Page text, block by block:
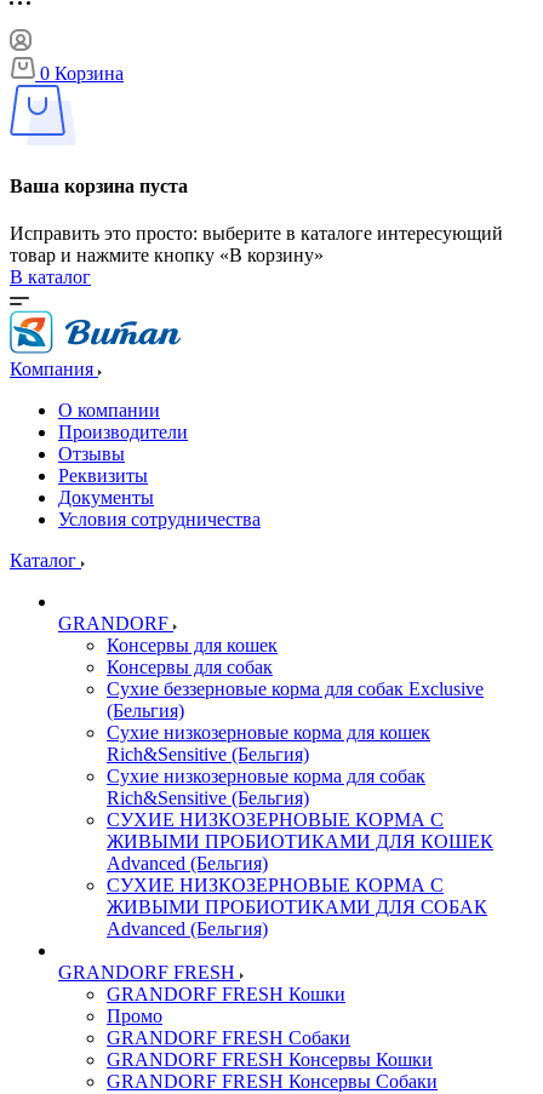
0 Корзина
Ваша корзина пуста
Исправить это просто: выберите в каталоге интересующий
товар и нажмите кнопку «В корзину»
В каталог
Компания
О компании
Производители
Отзывы
Реквизиты
Документы
Условия сотрудничества
Каталог
GRANDORF
Консервы для кошек
Консервы для собак
Сухие беззерновые корма для собак Exclusive
(Бельгия)
Сухие низкозерновые корма для кошек
Rich&Sensitive (Бельгия)
Сухие низкозерновые корма для собак
Rich&Sensitive (Бельгия)
СУХИЕ НИЗКОЗЕРНОВЫЕ КОРМА С
ЖИВЫМИ ПРОБИОТИКАМИ ДЛЯ КОШЕК
Advanced (Бельгия)
СУХИЕ НИЗКОЗЕРНОВЫЕ КОРМА С
ЖИВЫМИ ПРОБИОТИКАМИ ДЛЯ СОБАК
Advanced (Бельгия)
GRANDORF FRESH
GRANDORF FRESH Кошки
Промо
GRANDORF FRESH Собаки
GRANDORF FRESH Консервы Кошки
GRANDORF FRESH Консервы Собаки